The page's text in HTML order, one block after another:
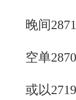
晚间2871-
空单2870-
或以2719-